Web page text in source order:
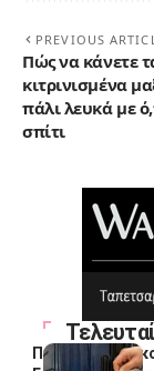
PREVIOUS
Πώς να κάνετε
κιτρινισμένα
πάλι λευκά με
σπίτι
Πολλοί βάζουν